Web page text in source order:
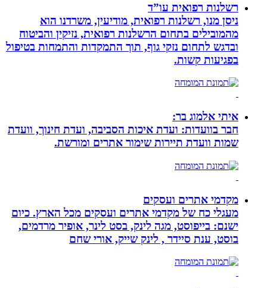
רשלנות רפואית עו”ד
ניסן מנו, רשלנות רפואית, מודיעין, משרדנו הוא
מהמובילים בתחום הרשלנות רפואית, נזיקין והביטוח
ובדגש לתחום נזקי גוף, תוך התמקדות והתמחות בטיפול
בפגיעות קשות.
איתי אלמוג בר:
חבר בוועדות: ועדת איכות הסביבה, ועדת חינוך, וועדת
שמות וועדת תיירות שימור אתרים ומורשת.
מקדמי אתרים ועסקים
מעגלי כח של מקדמי אתרים ועסקים מכל הארץ. כיום
ישנם: בייפוסט, מגה לינק, בסט לינר, אופיר מרדמים,
בוסט, ענת סיידר , לינק שייק, אורי שחם